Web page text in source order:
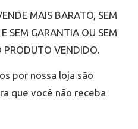
MAIS BARATO, SEM
SEM GARANTIA OU SEM
PRODUTO VENDIDO.
por nossa loja são
que você não receba